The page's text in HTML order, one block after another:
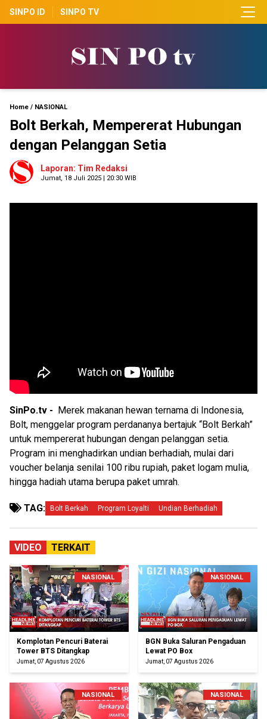
SINPO ID SINPO TV
Home / NASIONAL
Bolt Berkah, Mempererat Hubungan
dengan Pelanggan Setia
Laporan: Tim Redaksi
Jumat, 18 Juli 2025 | 20:30 WIB
SinPo.tv -
Merek makanan hewan ternama di Indonesia,
Bolt, menggelar program perdananya bertajuk “Bolt Berkah”
untuk mempererat hubungan dengan pelanggan setia.
Program ini menghadirkan undian berhadiah, mulai dari
voucher belanja senilai 100 ribu rupiah, paket logam mulia,
hingga hadiah utama berupa paket umrah.
TAG: Bolt Berkah Program Loyalti Undian Berhadiah
VIDEO TERKAIT
NASIONAL
Komplotan Pencuri Baterai
Tower BTS Ditangkap
Jumat, 07 Agustus 2026
NASIONAL
BGN Buka Saluran Pengaduan
Lewat PO Box
Jumat, 07 Agustus 2026
NASIONAL NASIONAL